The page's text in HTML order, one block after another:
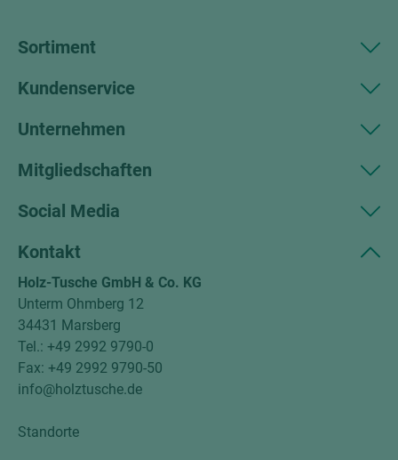
Sortiment
Kundenservice
Unternehmen
Mitgliedschaften
Social Media
Kontakt
Holz-Tusche GmbH & Co. KG
Unterm Ohmberg 12
34431 Marsberg
Tel.: +49 2992 9790-0
Fax: +49 2992 9790-50
info@holztusche.de
Standorte